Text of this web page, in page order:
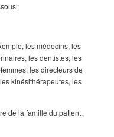
:
les médecins, les
les dentistes, les
les directeurs de
kinésithérapeutes, les
de la famille du patient,